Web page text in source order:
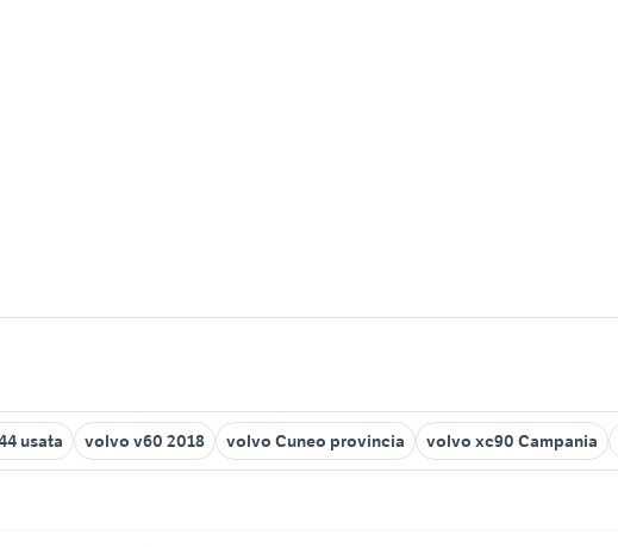
usata volvo v60 2018 volvo Cuneo provincia volvo xc90 Campania